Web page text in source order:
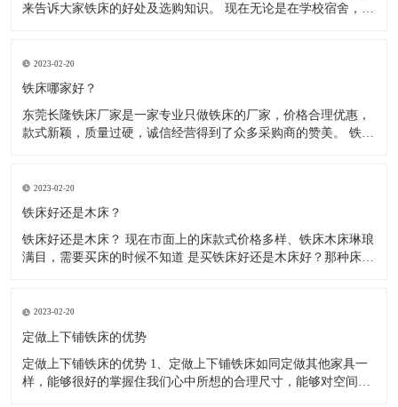
来告诉大家铁床的好处及选购知识。 现在无论是在学校宿舍，工
命长，价格相对也比较实惠。木床不防腐、容易松动、长虫、摇
晃。 现
2023-02-20
铁床哪家好？
东莞长隆铁床厂家是一家专业只做铁床的厂家，价格合理优惠，
款式新颖，质量过硬，诚信经营得到了众多采购商的赞美。 铁床
料全部采用加厚材料，可承重500kg，稳固不摇晃，高温高烤漆
2023-02-20
铁床好还是木床？
铁床好还是木床？ 现在市面上的床款式价格多样、铁床木床琳琅
满目，需要买床的时候不知道 是买铁床好还是木床好？那种床结
怕水，现在的木床基本都是锯末板含甲醛对人体是有害的，遇到
返潮
2023-02-20
定做上下铺铁床的优势
定做上下铺铁床的优势 1、定做上下铺铁床如同定做其他家具一
样，能够很好的掌握住我们心中所想的合理尺寸，能够对空间的